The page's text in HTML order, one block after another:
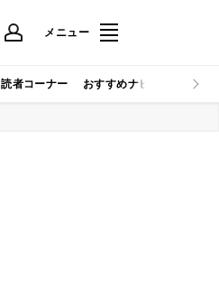
メニュー
読者コーナー おすすめナビ マイナビ